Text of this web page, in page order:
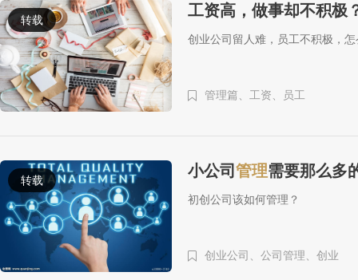
转载 工资高，做事却不积
创业公司留人难，员工不积极，
管理篇、 工资、 员工
转载 小公司管理需要那么多
初创公司该如何管理？
创业公司、 公司管理、 创业